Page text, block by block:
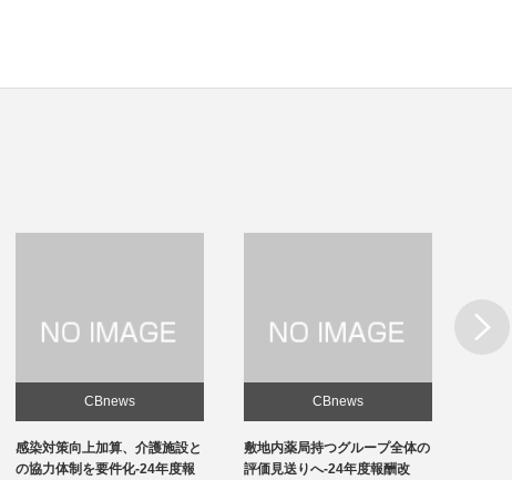
CBnews
敷地内薬局持つグループ全体の
評価見送りへ-24年度報酬改
CBnews
急性期1の在院日数、支払側
「14日以内」主張-診療側「分
Next